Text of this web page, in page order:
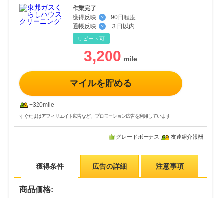
作業完了
獲得反映
？ : 90日程度
通帳反映
？ : ３日以内
リピート可
3,200
マイルを貯める
+320mile
すぐたまはアフィリエイト広告など、プロモーション広告を利用しています
グレードボーナス 友達紹介報酬
獲得条件 広告の詳細 注意事項
商品価格: